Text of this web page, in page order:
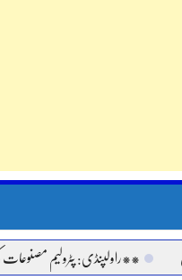
**راولپنڈی: پٹرولیم مصنوعات کی